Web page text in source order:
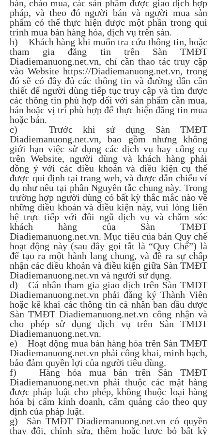
bán, chào mua, các sản phẩm được giao dịch hợp
pháp, và theo đó người bán và người mua sản
phẩm có thể thực hiện được một phần trong qui
trình mua bán hàng hóa, dịch vụ trên sàn.
b) Khách hàng khi muốn tra cứu thông tin, hoặc
tham gia đăng tin trên Sàn TMĐT
Diadiemanuong.net.vn, chỉ cần thao tác truy cập
vào Website https://Diadiemanuong.net.vn, trong
đó sẽ có đầy đủ các thông tin và đường dẫn cần
thiết để người dùng tiếp tục truy cập và tìm được
các thông tin phù hợp đối với sản phẩm cần mua,
bán hoặc vị trí phù hợp để thực hiện đăng tin mua
hoặc bán.
c) Trước khi sử dụng Sàn TMĐT
Diadiemanuong.net.vn, bao gồm nhưng không
giới hạn việc sử dụng các dịch vụ hay công cụ
trên Website, người dùng và khách hàng phải
đồng ý với các điều khoản và điều kiện cụ thể
được qui định tại trang web, và được dẫn chiếu ví
dụ như nêu tại phần Nguyên tắc chung này. Trong
trường hợp người dùng có bất kỳ thắc mắc nào về
những điều khoản và điều kiện này, vui lòng liên
hệ trực tiếp với đôi ngũ dịch vụ và chăm sóc
khách hàng của Sàn TMĐT
Diadiemanuong.net.vn. Mục tiêu của bản Quy chế
hoạt động này (sau đây gọi tắt là “Quy Chế”) là
để tạo ra một hành lang chung, và đề ra sự chấp
nhận các điều khoản và điều kiện giữa Sàn TMĐT
Diadiemanuong.net.vn và người sử dụng.
d) Cá nhân tham gia giao dịch trên Sàn TMĐT
Diadiemanuong.net.vn phải đăng ký Thành Viên
hoặc kê khai các thông tin cá nhân ban đầu được
Sàn TMĐT Diadiemanuong.net.vn công nhận và
cho phép sử dụng dịch vụ trên Sàn TMĐT
Diadiemanuong.net.vn.
e) Hoạt động mua bán hàng hóa trên Sàn TMĐT
Diadiemanuong.net.vn phải công khai, minh bạch,
bảo đảm quyền lợi của người tiêu dùng.
f) Hàng hóa mua bán trên Sàn TMĐT
Diadiemanuong.net.vn phải thuộc các mặt hàng
được pháp luật cho phép, không thuộc loại hàng
hóa bị cấm kinh doanh, cấm quảng cáo theo quy
định của pháp luật.
g) Sàn TMĐT Diadiemanuong.net.vn có quyền
thay đổi, chỉnh sửa, thêm hoặc lược bỏ bất kỳ